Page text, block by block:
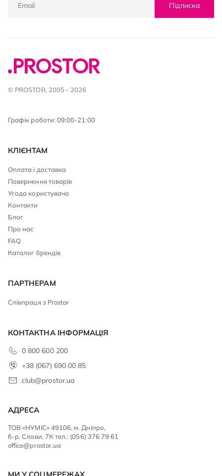
Підписка
© PROSTOR, 2005 - 2026
Графік роботи: 09:00-21:00
КЛІЄНТАМ
Оплата і доставка
Повернення товарів
Угода користувача
Контакти
Блог
Про нас
FAQ
Каталог брендів
ПАРТНЕРАМ
Співпраця з Prostor
КОНТАКТНА ІНФОРМАЦІЯ
0 800 600 200
+38 (067) 690 00 85
club@prostor.ua
АДРЕСА
ТОВ «НУМІС» 49106, м. Дніпро,
б-р. Слави, 7К тел.: (056) 376 79 61
office@prostor.ua
МИ У СОЦМЕРЕЖАХ